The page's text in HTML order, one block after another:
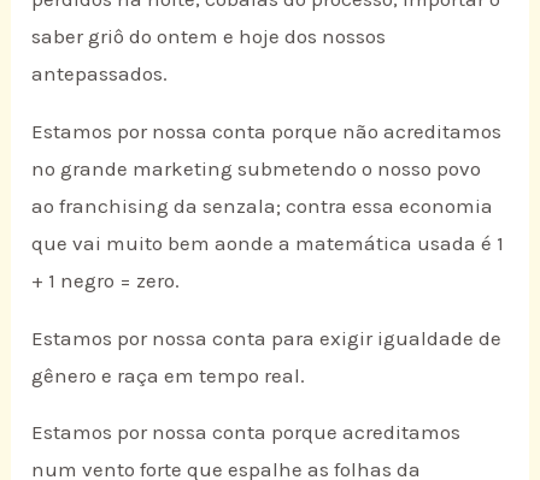
saber griô do ontem e hoje dos nossos
antepassados.
Estamos por nossa conta porque não acreditamos
no grande marketing submetendo o nosso povo
ao franchising da senzala; contra essa economia
que vai muito bem aonde a matemática usada é 1
+ 1 negro = zero.
Estamos por nossa conta para exigir igualdade de
gênero e raça em tempo real.
Estamos por nossa conta porque acreditamos
num vento forte que espalhe as folhas da